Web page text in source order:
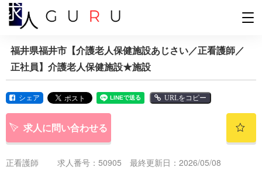
福井県福井市【介護老人保健施設あじさい／正看護師／
正社員】介護老人保健施設★施設
シェア URLをコピー
求人に問い合わせる
正看護師 求人番号：50905 最終更新日：2026/05/08